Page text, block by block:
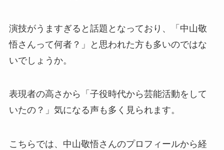
演技がうますぎると話題となっており、「中山敬
悟さんって何者？」と思われた方も多いのではな
いでしょうか。
表現者の高さから「子役時代から芸能活動をして
いたの？」気になる声も多く見られます。
こちらでは、中山敬悟さんのプロフィールから経